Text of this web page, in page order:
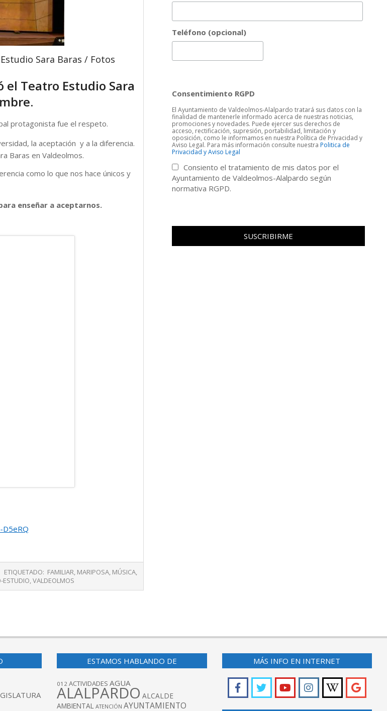
Sara Baras / Fotos
el Teatro Estudio Sara
protagonista fue el respeto.
la aceptación y a la diferencia.
Baras en Valdeolmos.
como lo que nos hace únicos y
enseñar a aceptarnos.
ETIQUETADO: FAMILIAR, MARIPOSA, MÚSICA,
ESTUDIO,VALDEOLMOS
Teléfono (opcional)
Consentimiento RGPD
El Ayuntamiento de Valdeolmos-Alalpardo tratará sus datos con la
finalidad de mantenerle informado acerca de nuestras noticias,
promociones y novedades. Puede ejercer sus derechos de
acceso, rectificación, supresión, portabilidad, limitación y
oposición, como le informamos en nuestra Política de Privacidad y
Aviso Legal. Para más información consulte nuestraPolitica de
Privacidad y Aviso Legal
Consiento el tratamiento de mis datos por el
Ayuntamiento de Valdeolmos-Alalpardo según
normativa RGPD.
ESTAMOS HABLANDO DE
012 ACTIVIDADES AGUA
ALALPARDO ALCALDE
AMBIENTAL ATENCIÓN AYUNTAMIENTO
MÁS INFO EN INTERNET